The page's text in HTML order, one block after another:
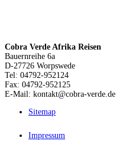
Cobra Verde Afrika Reisen
Bauernreihe 6a
D-27726 Worpswede
Tel: 04792-952124
Fax: 04792-952125
E-Mail: kontakt@cobra-verde.de
Sitemap
Impressum